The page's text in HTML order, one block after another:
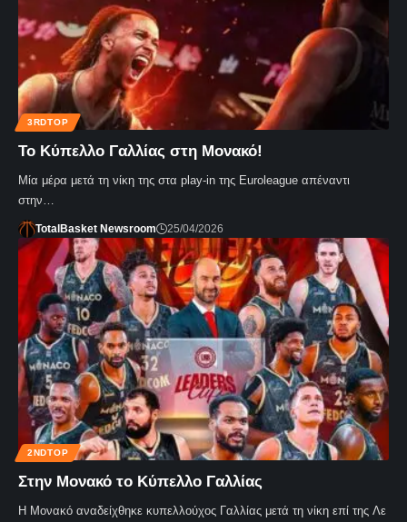
3RDTOP
Το Κύπελλο Γαλλίας στη Μονακό!
Μία μέρα μετά τη νίκη της στα play-in της Euroleague απέναντι
στην…
TotalBasket Newsroom 25/04/2026
2NDTOP
Στην Μονακό το Κύπελλο Γαλλίας
Η Μονακό αναδείχθηκε κυπελλούχος Γαλλίας μετά τη νίκη επί της Λε